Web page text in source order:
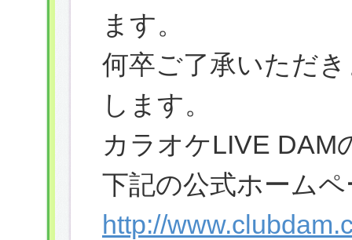
ます。
何卒ご了承いただ
します。
カラオケLIVE DAM
下記の公式ホーム
http://